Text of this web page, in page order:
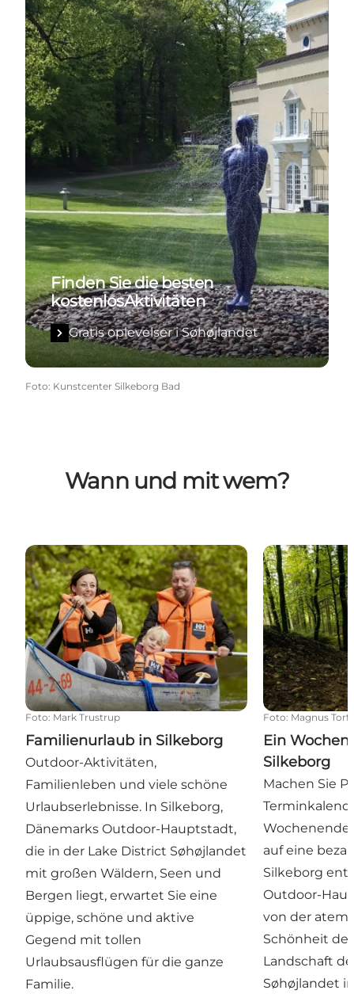
Finden Sie die besten
kostenlosAktivitäten
Gratis oplevelser i Søhøjlandet
Foto: Kunstcenter Silkeborg Bad
Wann und mit wem?
Familienurlaub in Silkeborg
Foto: Mark Trustrup
Familienurlaub in Silkeborg
Outdoor-Aktivitäten,
Familienleben und viele schöne
Urlaubserlebnisse. In Silkeborg,
Dänemarks Outdoor-Hauptstadt,
die in der Lake District Søhøjlandet
mit großen Wäldern, Seen und
Bergen liegt, erwartet Sie eine
üppige, schöne und aktive
Gegend mit tollen
Urlaubsausflügen für die ganze
Familie.
Ein
Foto: Magnus
Ein
Silkeborg
Machen Sie
Wochenende
auf eine
Silkeborg
Outdoor-
von der
Schönheit
Landschaft
Søhøjlandet